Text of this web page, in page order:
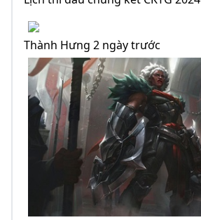
Thành Hưng 2 ngày trước